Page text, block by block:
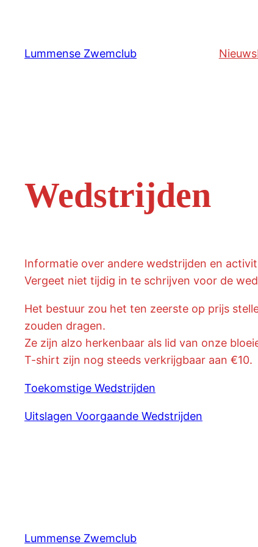
Lummense Zwemclub Nieuws
Wedstrijden
Informatie over andere wedstrijden en
Vergeet niet tijdig in te schrijven voor de
Het bestuur zou het ten zeerste op prijs
zouden dragen.
Ze zijn alzo herkenbaar als lid van onze
T-shirt zijn nog steeds verkrijgbaar aan €10.
Toekomstige Wedstrijden
Uitslagen Voorgaande Wedstrijden
Lummense Zwemclub